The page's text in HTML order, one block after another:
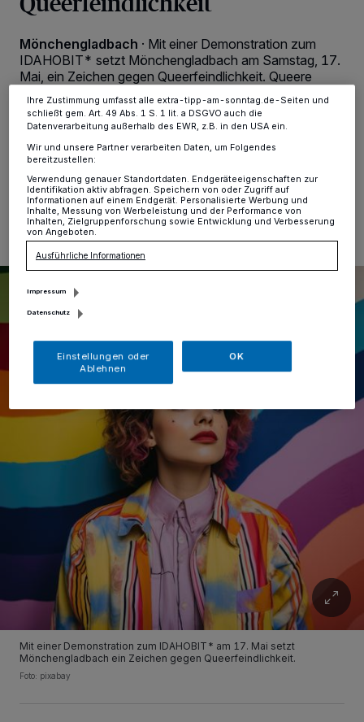
Mönchengladbach · Mit einer Demonstration zum
IDAHOBIT* setzt Mönchengladbach am Samstag, 17.
Mai, ein Zeichen gegen Queerfeindlichkeit. Queere
Gruppen aus Mönchengladbach sind dabei – und alle
Menschen – ob queer oder solidarisch – herzlich
eingeladen, mitzumachen!
13.05.2025 , 16:02 Uhr Eine Minute Lesezeit
Mit einer Demonstration zum IDAHOBIT* am 17. Mai setzt
Mönchengladbach ein Zeichen gegen Queerfeindlichkeit.
Foto: pixabay
Anzeigen möglicherweise nicht mehr so relevant für Sie. Sie können
ändern oder Ihre Einwilligung zu widerrufen, indem Sie auf den Link
Einstellungen oder Ablehnen am unteren Rand der Webseite klicken.
Ihre Einstellungen gelten innerhalb unseres Website. Weitere
Informationen finden Sie in unserer Datenschutzerklärung.
Ihre Zustimmung umfasst alle extra-tipp-am-sonntag.de-Seiten und
schließt gem. Art. 49 Abs. 1 S. 1 lit. a DSGVO auch die
Datenverarbeitung außerhalb des EWR, z.B. in den USA ein.
Wir und unsere Partner verarbeiten Daten, um Folgendes
bereitzustellen:
Verwendung genauer Standortdaten. Endgeräteeigenschaften zur
Identifikation aktiv abfragen. Speichern von oder Zugriff auf
Informationen auf einem Endgerät. Personalisierte Werbung und
Inhalte, Messung von Werbeleistung und der Performance von
Inhalten, Zielgruppenforschung sowie Entwicklung und Verbesserung
von Angeboten.
Ausführliche Informationen
Impressum
Datenschutz
Einstellungen oder
Ablehnen
OK